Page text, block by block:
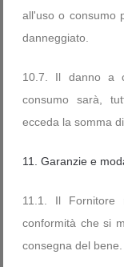
all'uso o consumo
danneggiato.
10.7. Il danno a
consumo sarà,
ecceda la somma
11. Garanzie e
11.1. Il Fornitore
conformità che si
consegna del bene.